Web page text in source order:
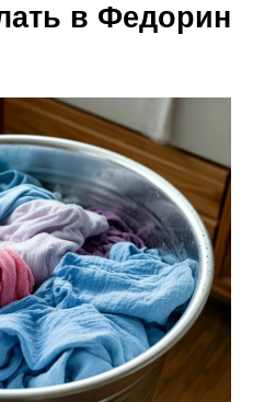
в Федорин